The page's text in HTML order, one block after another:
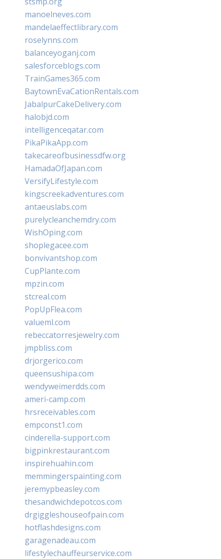
manoelneves.com
mandelaeffectlibrary.com
roselynns.com
balanceyoganj.com
salesforceblogs.com
TrainGames365.com
BaytownEvaCationRentals.com
JabalpurCakeDelivery.com
halobjd.com
intelligenceqatar.com
PikaPikaApp.com
takecareofbusinessdfw.org
HamadaOfJapan.com
VersifyLifestyle.com
kingscreekadventures.com
antaeuslabs.com
purelycleanchemdry.com
WishOping.com
shoplegacee.com
bonvivantshop.com
CupPlante.com
mpzin.com
stcreal.com
PopUpFlea.com
valueml.com
rebeccatorresjewelry.com
jmpbliss.com
drjorgerico.com
queensushipa.com
wendyweimerdds.com
ameri-camp.com
hrsreceivables.com
empconst1.com
cinderella-support.com
bigpinkrestaurant.com
inspirehuahin.com
memmingerspainting.com
jeremypbeasley.com
thesandwichdepotcos.com
drgiggleshouseofpain.com
hotflashdesigns.com
garagenadeau.com
lifestylechauffeurservice.com